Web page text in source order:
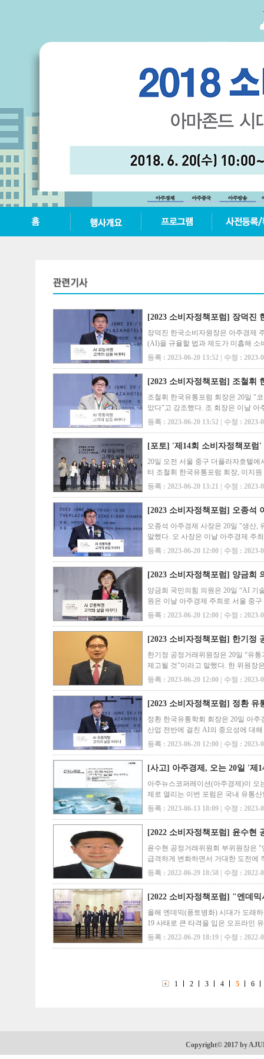
​[2023 소비자정책포럼] 장덕진
장덕진 한국소비자원장은 아주경제
(AI)을 규율할 법과 제도가 미흡해 소
소비자 권리 보호에 적극 나서겠다
등록 : 2023-06-20 13:52 | 수정 : 2023-
[2023 소비자정책포럼] 조철
조철휘 한국유통포럼 회장은 20일 "
았다"고 강조했다. 조 회장은 이날 아
"지난 3년 동안에 코로나19로 힘든
등록 : 2023-06-20 13:52 | 수정 : 2023-
[포토] '제14회 소비자정책포럼'
20일 오전 서울 중구 더플라자호텔
터 조철휘 한국유통포럼 회장, 이지
주경제신문 사장, 양금희 국민의힘
등록 : 2023-06-20 13:21 | 수정 : 2023-
[2023 소비자정책포럼] 오종
오종석 아주경제 사장은 20일 "생산,
말했다. 오 사장은 이날 아주경제 주
통산업과 소비 트렌드를 선도해 온
등록 : 2023-06-20 12:00 | 수정 : 2023-
​[2023 소비자정책포럼] 양금희
양금희 국민의힘 의원은 20일 “AI 기
원은 이날 아주경제 주최로 서울 중
적인 측면에 대해 보호막이 필요한
등록 : 2023-06-20 12:00 | 수정 : 2023-
​[2023 소비자정책포럼] 한기정
한기정 공정거래위원장은 20일 “유
제고될 것”이라고 말했다. 한 위원장
영상 축사에서 “유통업체가 납품업
등록 : 2023-06-20 12:00 | 수정 : 2023-
[2023 소비자정책포럼] 정환
정환 한국유통학회 회장은 20일 아
산업 전반에 걸친 AI의 중요성에 대
서비스의 확대뿐만 아니라 이러한
등록 : 2023-06-20 12:00 | 수정 : 2023-
​[사고] 아주경제, 오는 20일 '제
아주뉴스코퍼레이션(아주경제)이 오
제로 열리는 이번 포럼은 국내 유통
하고, 변화하는 유통혁신 사례를 학
등록 : 2023-06-13 18:09 | 수정 : 2023-
[2022 소비자정책포럼] 윤수현
윤수현 공정거래위원회 부위원장은
급격하게 변화하면서 거대한 도전에
울 여의도 CCMM빌딩에서 개최한 '
등록 : 2022-06-29 18:58 | 수정 : 2022-
[2022 소비자정책포럼] "엔데
올해 엔데믹(풍토병화) 시대가 도래
19 사태로 큰 타격을 입은 오프라인
일 서울 여의도 CCMM빌딩에서 아
등록 : 2022-06-29 18:19 | 수정 : 2022-
1 2 3 4 5 6
Copyright© 2017 by